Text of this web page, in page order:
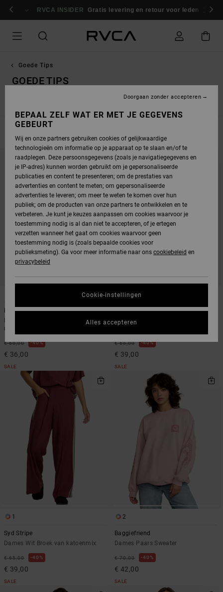
NAAR
RVCA INSIDER Gratis levering en retour voor leden
Goede Tips
GOEDE TIPS
OVERSLAAN
NAAR
NAAR
SORTEREN
Rugby
Dames Groen Rugbyshirt met lange
mouw
€ 60,00 40%
€ 36,00
SALE
1
Syd Stripe
Dames Wit Overhemd met Korte
€ 65,00 40%
€ 39,00
SALE
1
Syd Stripe
Dames Wit Broek van katoenmix
€ 65,00 40%
€ 39,00
SALE
2
Baggiefriend
Dames Paars Sweater
€ 70,00 40%
€ 42,00
SALE
BEPAAL ZELF WAT ER MET JE GEGEVENS
GEBEURT
Wij en onze partners gebruiken cookies of gelijkwaardige
technologieën om informatie op je apparaat op te slaan en/of te
raadplegen. Deze persoonsgegevens (zoals je navigatiegegevens en
je IP-adres) kunnen worden gebruikt om je gepersonaliseerde
publicaties en content te presenteren; om de prestaties van
advertenties en content te meten; om gepersonaliseerde
advertenties te leveren; om meer te weten te komen over hun
publiek; om de producten van onze partners te ontwikkelen en te
verbeteren. Je kunt je keuzes aanpassen om cookies waarvoor je
toestemming nodig is al dan niet te accepteren, of je ertegen
verzetten wanneer het gaat om cookies waarvoor geen
toestemming nodig is (zoals bepaalde cookies voor
publieksmeting). Ga voor meer informatie naar ons cookiebeleid en
privacybeleid
Cookie-instellingen
Doorgaan zonder accepteren
Alles accepteren